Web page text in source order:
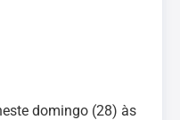
domingo (28) às